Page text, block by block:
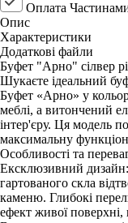
Оплата
Опис
Характеристики
Додаткові файли
Буфет "Арно" сілвер
Шукаєте ідеальний
Буфет «Арно» у
меблі, а витончений
інтер'єру. Ця модель
максимальну
Особливості та
Ексклюзивний дизайн:
гартованого скла
каменю. Глибокі
ефект живої поверхні,